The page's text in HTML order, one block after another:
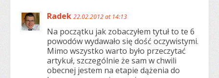
Radek 22.02.2012 at 14:13
Na początku jak zobaczyłem tytuł to te 6
powodów wydawało się dość oczywistymi.
Mimo wszystko warto było przeczytać
artykuł, szczególnie że sam w chwili
obecnej jestem na etapie dążenia do